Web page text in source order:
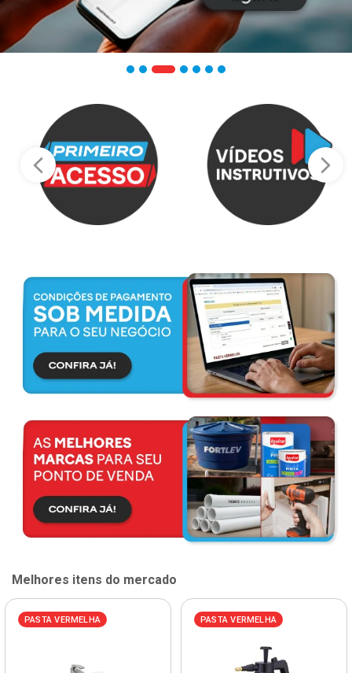
Melhores itens do mercado
PASTA VERMELHA PASTA VERMELHA